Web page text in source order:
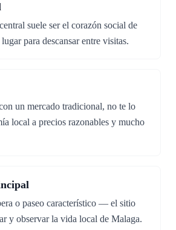
suele ser el corazón social de
para descansar entre visitas.
un mercado tradicional, no te lo
local a precios razonables y mucho
o paseo característico — el sitio
y observar la vida local de Malaga.